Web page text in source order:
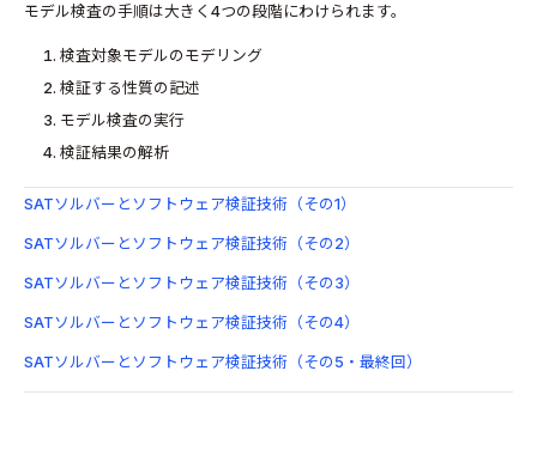
モデル検査の手順は大きく4つの段階にわけられます。
検査対象モデルのモデリング
検証する性質の記述
モデル検査の実行
検証結果の解析
SATソルバーとソフトウェア検証技術（その1）
SATソルバーとソフトウェア検証技術（その2）
SATソルバーとソフトウェア検証技術（その3）
SATソルバーとソフトウェア検証技術（その4）
SATソルバーとソフトウェア検証技術（その5・最終回）